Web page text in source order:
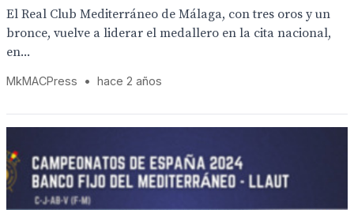
El Real Club Mediterráneo de Málaga, con tres oros y un
bronce, vuelve a liderar el medallero en la cita nacional,
en...
MkMACPress • hace 2 años